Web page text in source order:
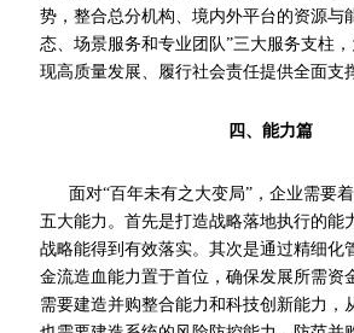
势，整合总分机构、境内外平台的资源与
态、场景服务和专业团队”三大服务支柱
现高质量发展、履行社会责任提供全面支
四、能力篇
面对“百年未有之大变局”，企业需要
五大能力。首先是打造战略落地执行的能
战略能得到有效落实。其次是通过精细化
金流造血能力置于首位，确保发展所需资
需要建造并购整合能力和科技创新能力，